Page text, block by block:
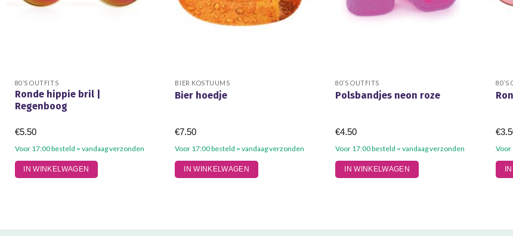
80’S OUTFITS
Ronde hippie bril |
Regenboog
Voor 17:00 besteld = vandaag verzonden
€5.50
IN WINKELWAGEN
BIER KOSTUUMS
Bier hoedje
Voor 17:00 besteld = vandaag verzonden
€7.50
IN WINKELWAGEN
80’S OUTFITS
Polsbandjes neon roze
Voor 17:00 besteld = vandaag verzonden
€4.50
IN WINKELWAGEN
80’S
Voor
€